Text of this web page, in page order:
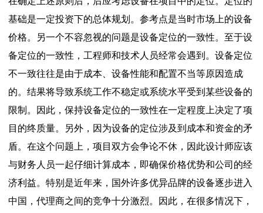
基础是一定投资下的总体规划。参考点是当时市场上的设备
价格。另一个不容忽视的问题是设备定位的一致性。至于设
备定位的一致性，工程师和技术人员经常会遇到。设备定位
不一致往往是由于成本、设备性能和配置不当等原因造成
的。结果将导致系统工作不稳定或系统水平受到某些设备的
限制。因此，保持设备定位的一致性在一定程度上决定了项
目的终质量。另外，因为设备的定位涉及到成本和资金的矛
盾。在这个问题上，项目双方会争论不休，因此设计师应该
与财务人员一起仔细计算成本，即确保价格优势和公司的经
济利益。特别是近年来，国外许多优异品牌的设备逐步进入
中国，代理商之间的竞争十分激烈。因此，在很多情况下，